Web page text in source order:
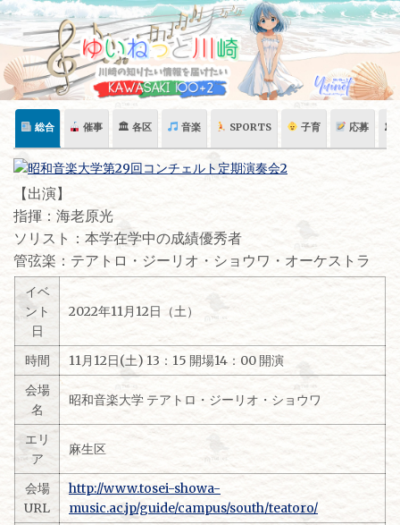
Skip
content
総合 催事 🏛 各区 音楽 SPORTS 子育 応募 🏛
【出演】
指揮：海老原光
ソリスト：本学在学中の成績優秀者
管弦楽：テアトロ・ジーリオ・ショウワ・オーケストラ
イベ
ント
日
2022年11月12日（土）
時間
11月12日(土) 13：15 開場14：00 開演
会場
名
昭和音楽大学 テアトロ・ジーリオ・ショウワ
エリ
ア
麻生区
会場
URL
http://www.tosei-showa-
music.ac.jp/guide/campus/south/teatoro/